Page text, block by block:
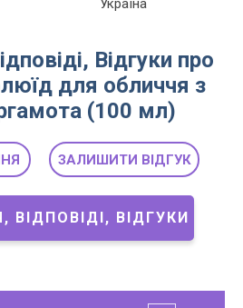
Україна
Відгуки про
для обличчя з
(100 мл)
ЗАЛИШИТИ ВІДГУК
ВІДПОВІДІ, ВІДГУКИ